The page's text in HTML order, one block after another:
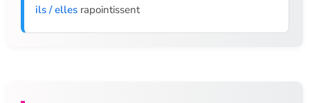
ils / elles rapointissent